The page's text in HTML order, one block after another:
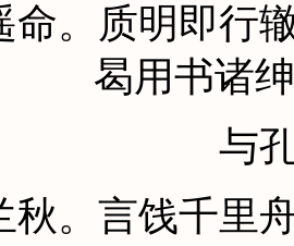
命。质明即行
曷用书诸
与
秋。言饯千里